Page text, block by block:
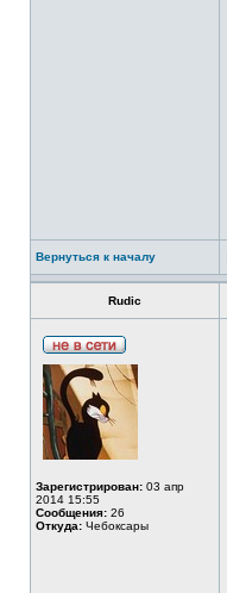
Вернуться к началу
Rudic
Зарегистрирован: 03 апр
2014 15:55
Сообщения: 26
Откуда: Чебоксары